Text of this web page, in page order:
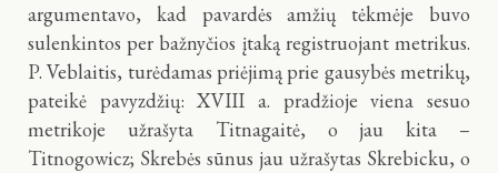
argumentavo, kad pavardės amžių tėkmėje buvo
sulenkintos per bažnyčios įtaką registruojant metrikus.
P. Veblaitis, turėdamas priėjimą prie gausybės metrikų,
pateikė pavyzdžių: XVIII a. pradžioje viena sesuo
metrikoje užrašyta Titnagaitė, o jau kita –
Titnogowicz; Skrebės sūnus jau užrašytas Skrebicku, o